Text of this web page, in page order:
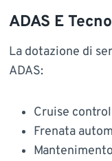
ADAS E
La dotazione di
ADAS:
Cruise
Frenata